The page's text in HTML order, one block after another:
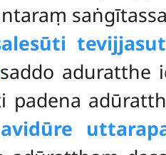
saddo aduratthe
padena